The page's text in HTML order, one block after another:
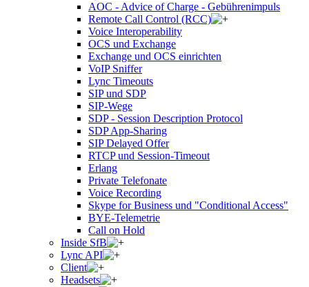
AOC - Advice of Charge - Gebührenimpuls
Remote Call Control (RCC)
Voice Interoperability
OCS und Exchange
Exchange und OCS einrichten
VoIP Sniffer
Lync Timeouts
SIP und SDP
SIP-Wege
SDP - Session Description Protocol
SDP App-Sharing
SIP Delayed Offer
RTCP und Session-Timeout
Erlang
Private Telefonate
Voice Recording
Skype for Business und "Conditional Access"
BYE-Telemetrie
Call on Hold
Inside SfB
Lync API
Client
Headsets